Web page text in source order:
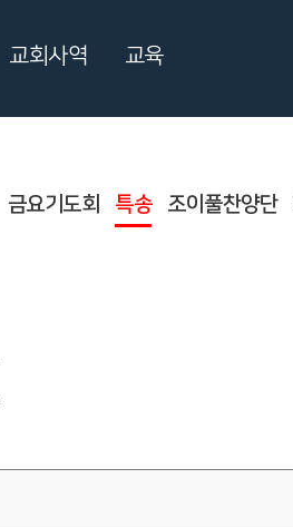
금요기도회 특송 조이풀찬양단
교회사역 교육